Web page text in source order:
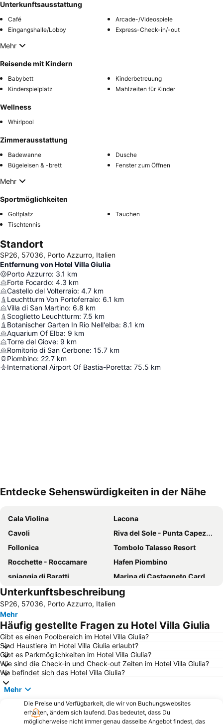
Unterkunftsausstattung
Café
Arcade-/Videospiele
Eingangshalle/Lobby
Express-Check-in/-out
Mehr
Reisende mit Kindern
Babybett
Kinderbetreuung
Kinderspielplatz
Mahlzeiten für Kinder
Wellness
Whirlpool
Zimmerausstattung
Badewanne
Dusche
Bügeleisen & -brett
Fenster zum Öffnen
Mehr
Sportmöglichkeiten
Golfplatz
Tauchen
Tischtennis
Standort
SP26, 57036, Porto Azzurro, Italien
Entfernung von Hotel Villa Giulia
Porto Azzurro: 3.1 km
Forte Focardo: 4.3 km
Castello del Volterraio: 4.7 km
Leuchtturm Von Portoferraio: 6.1 km
Villa di San Martino: 6.8 km
Scoglietto Leuchtturm: 7.5 km
Botanischer Garten In Rio Nell'elba: 8.1 km
Aquarium Of Elba: 9 km
Torre del Giove: 9 km
Romitorio di San Cerbone: 15.7 km
Piombino: 22.7 km
International Airport Of Bastia-Poretta: 75.5 km
Entdecke Sehenswürdigkeiten in der Nähe
Cala Violina
Lacona
Cavoli
Riva del Sole - Punta Capezzolo
Follonica
Tombolo Talasso Resort
Rocchette - Roccamare
Hafen Piombino
spiaggia di Baratti
Marina di Castagneto Carducci
Marina di Castagneto Carducci Lido
Procchio
Torre Mozza
La Biodola
Naregno
Punta Ala
Pareti
Fetovaia
Spiaggia Lunga
La Rocca di Populonia
Isola di Pianosa
Parco Costiero di Rimigliano
Capo Bianco
Spiaggia di Marciana Marina
Museo Nazionale delle Residenze di Napoleone Isola d'Elba Villa San Martino
Spiaggia di Levante
Le Rocchette
Tenuta San Guido
Barbarossa
Unterkunftsbeschreibung
SP26, 57036, Porto Azzurro, Italien
Mehr
Häufig gestellte Fragen zu Hotel Villa Giulia
Gibt es einen Poolbereich im Hotel Villa Giulia?
Sind Haustiere im Hotel Villa Giulia erlaubt?
Gibt es Parkmöglichkeiten im Hotel Villa Giulia?
Wie sind die Check-in und Check-out Zeiten im Hotel Villa Giulia?
Wo befindet sich das Hotel Villa Giulia?
Mehr
Die Preise und Verfügbarkeit, die wir von Buchungswebsites
erhalten, ändern sich laufend. Das bedeutet, dass Du
möglicherweise nicht immer genau dasselbe Angebot findest, das